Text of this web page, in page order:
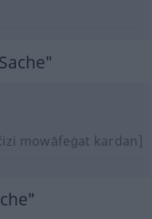
mowāfeġat kardan]